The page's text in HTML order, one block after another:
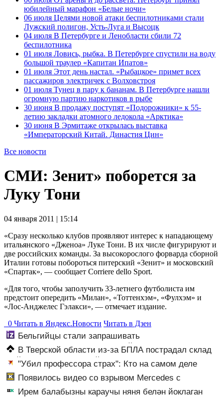
юбилейный марафон «Белые ночи»
06 июля Целями новой атаки беспилотниками стали
Лужский полигон, Усть-Луга и Высоцк
04 июля В Петербурге и Ленобласти сбили 72
беспилотника
01 июля Ловись, рыбка. В Петербурге спустили на воду
большой траулер «Капитан Ипатов»
01 июля Этот день настал. «Рыбацкое» примет всех
пассажиров электричек с Волховстроя
01 июля Тунец в пару к бананам. В Петербурге нашли
огромную партию наркотиков в рыбе
30 июня В продажу поступят «Подорожники» к 55-
летию закладки атомного ледокола «Арктика»
30 июня В Эрмитаже открылась выставка
«Императорский Китай. Династия Цин»
Все новости
СМИ: Зенит» поборется за
Луку Тони
04 января 2011 | 15:14
«Сразу несколько клубов проявляют интерес к нападающему
итальянского «Дженоа» Луке Тони. В их числе фигурируют и
две российских команды. За высокорослого форварда сборной
Италии готовы побороться питерский «Зенит» и московский
«Спартак», — сообщает Corriere dello Sport.
«Для того, чтобы заполучить 33-летнего футболиста им
предстоит опередить «Милан», «Тоттенхэм», «Фулхэм» и
«Лос-Анджелес Гэлакси», — отмечает издание.
0 Читать в Яндекс.Новости Читать в Дзен
Бельгийцы стали запрашивать
«визы традиционных ценностей» в посольстве РФ
В Тверской области из-за БПЛА пострадал склад
Вайлдберриз и постройки в СНТ – Новости Твери и
городов Тверской области сегодня - Afanasy.biz –
Тверские новости. Новости
"Убил профессора страх": Кто на самом деле
виноват в смерти ученого Зезина, остановившего
мальчишек на поле с горохом
Появилось видео со взрывом Mercedes с
гендиректором «Уралдронзавода» на Урале
Ирем балабызны караучы няня белән йоклаган